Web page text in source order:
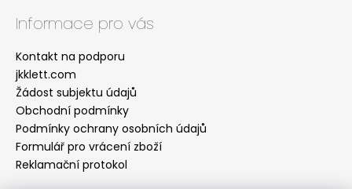
Informace pro vás
Kontakt na podporu
jkklett.com
Žádost subjektu údajů
Obchodní podmínky
Podmínky ochrany osobních údajů
Formulář pro vrácení zboží
Reklamační protokol